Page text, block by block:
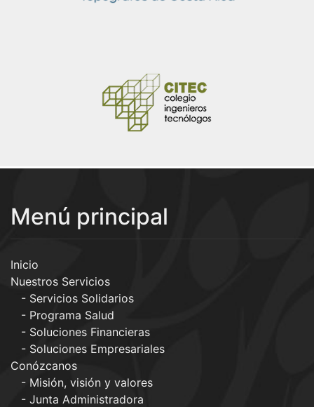
Menú principal
Inicio
Nuestros Servicios
Servicios Solidarios
Programa Salud
Soluciones Financieras
Soluciones Empresariales
Conózcanos
Misión, visión y valores
Junta Administradora